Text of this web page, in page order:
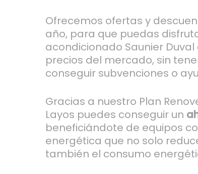
Ofrecemos ofertas y
año, para que puedas
acondicionado Saunier
precios del mercado, sin
conseguir subvenciones o
Gracias a nuestro Plan
Layos puedes conseguir un
beneficiándote de equipos
energética que no solo
también el consumo